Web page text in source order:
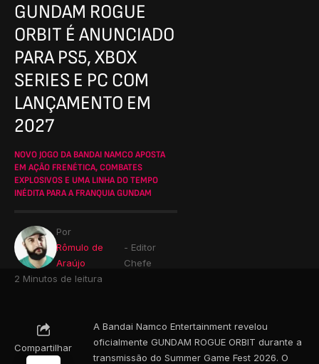
GUNDAM ROGUE
ORBIT É ANUNCIADO
PARA PS5, XBOX
SERIES E PC COM
LANÇAMENTO EM
2027
NOVO JOGO DA BANDAI NAMCO APOSTA
EM AÇÃO FRENÉTICA, COMBATES
EXPLOSIVOS E UMA LINHA DO TEMPO
INÉDITA PARA A FRANQUIA GUNDAM
Por
Rômulo de
Araújo
- Editor
Chefe
2 Minutos de leitura
Compartilhar
A Bandai Namco Entertainment revelou
oficialmente GUNDAM ROGUE ORBIT durante a
transmissão do Summer Game Fest 2026. O